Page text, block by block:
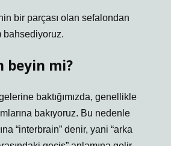
bir parçası olan sefalondan
bahsediyoruz.
beyin mi?
baktığımızda, genellikle
bakıyoruz. Bu nedenle
“interbrain” denir, yani “arka